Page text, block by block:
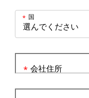
国
*
会社住所
*